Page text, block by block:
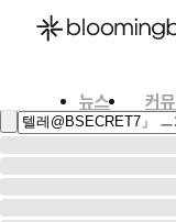
뉴스 커
한국어
English
日本語